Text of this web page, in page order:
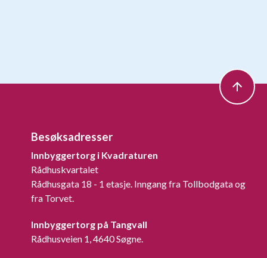
Besøksadresser
Innbyggertorg i Kvadraturen
Rådhuskvartalet
Rådhusgata 18 - 1 etasje. Inngang fra Tollbodgata og
fra Torvet.
Innbyggertorg på Tangvall
Rådhusveien 1, 4640 Søgne.